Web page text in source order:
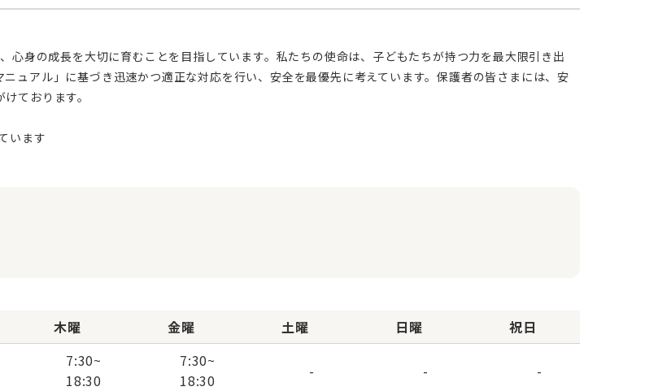
ュアル」に基づき迅速かつ適正な対応を行い、安全を最優先に考えています。保護者の皆さまには、安
ております。
木曜
7:30~
18:30
金曜
7:30~
18:30
土曜
-
日曜
-
祝日
-